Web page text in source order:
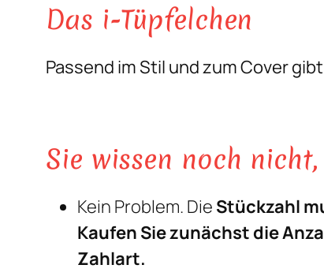
Das i-Tüpfelchen
Passend im Stil und zum Cover
Sie wissen noch
Kein Problem. Die Stückzahl
Kaufen Sie zunächst die
Zahlart.